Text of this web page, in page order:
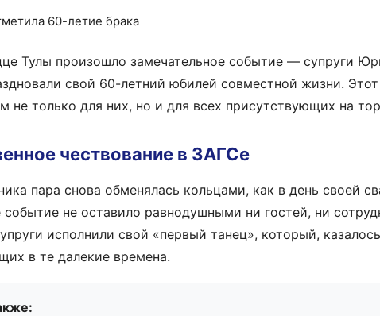
Тулы произошло замечательное событие — супруги
свой 60-летний юбилей совместной жизни. Этот
не только для них, но и для всех присутствующих на
чествование в ЗАГСе
пара снова обменялась кольцами, как в день своей
событие не оставило равнодушными ни гостей, ни
исполнили свой «первый танец», который,
в те далекие времена.